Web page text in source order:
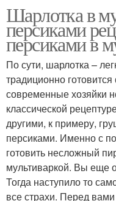
Шарлотка в
персиками
персиками в
По сути, шарлотка –
традиционно
современные хозяйки
классической
другими, к примеру,
персиками. Именно с
готовить несложный
мультиваркой. Вы еще
Тогда наступило то
все страхи. Перед